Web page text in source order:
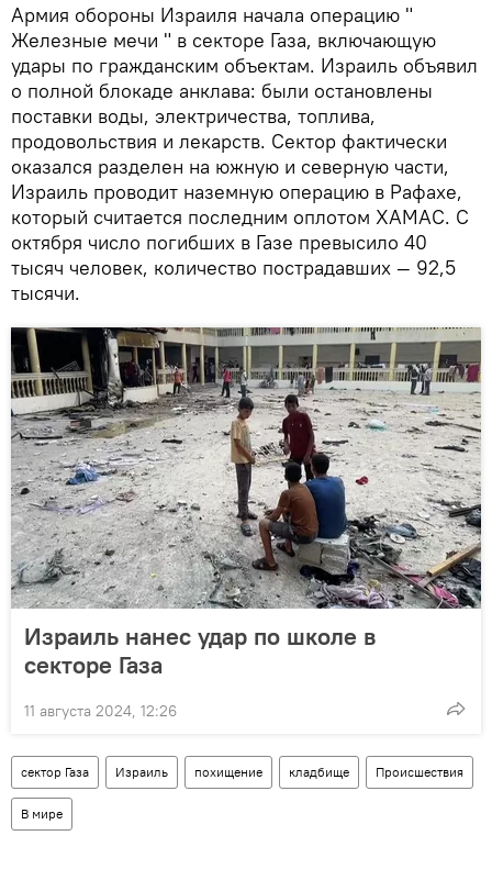
Армия обороны Израиля начала операцию "
Железные мечи " в секторе Газа, включающую
удары по гражданским объектам. Израиль объявил
о полной блокаде анклава: были остановлены
поставки воды, электричества, топлива,
продовольствия и лекарств. Сектор фактически
оказался разделен на южную и северную части,
Израиль проводит наземную операцию в Рафахе,
который считается последним оплотом ХАМАС. С
октября число погибших в Газе превысило 40
тысяч человек, количество пострадавших — 92,5
тысячи.
Израиль нанес удар по школе в
секторе Газа
11 августа 2024, 12:26
сектор Газа Израиль похищение кладбище Происшествия
В мире